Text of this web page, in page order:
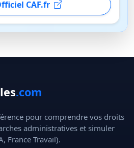
CAF.fr
.com
pour comprendre vos droits
administratives et simuler
France Travail).